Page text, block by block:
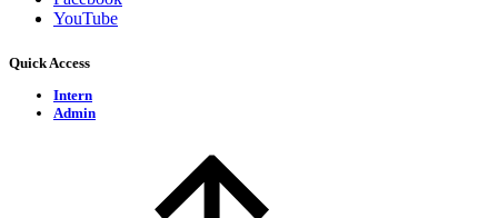
YouTube
Quick Access
Intern
Admin